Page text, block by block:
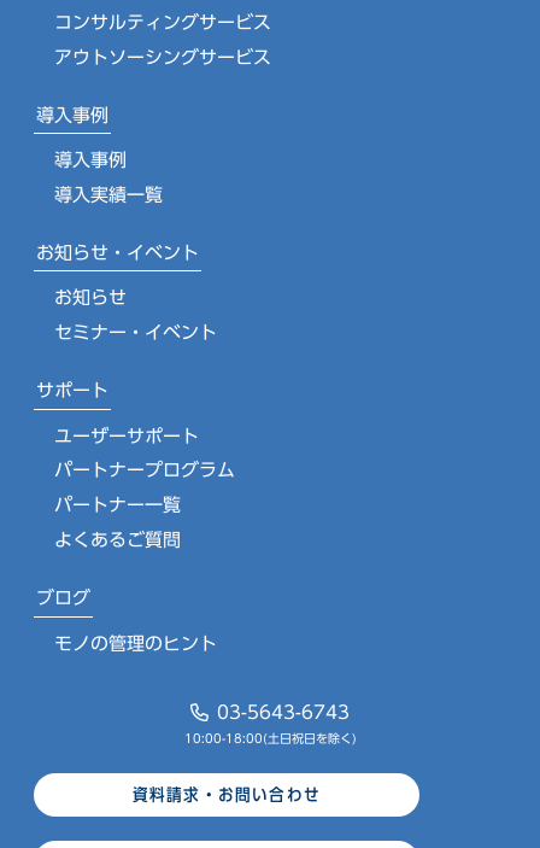
コンサルティングサービス
アウトソーシングサービス
導入事例
導入事例
導入実績一覧
お知らせ・イベント
お知らせ
セミナー・イベント
サポート
ユーザーサポート
パートナープログラム
パートナー一覧
よくあるご質問
ブログ
モノの管理のヒント
03-5643-6743
10:00-18:00(土日祝日を除く)
資料請求・お問い合わせ